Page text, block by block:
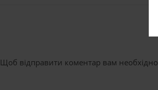
Щоб відправити коментар вам необхідно